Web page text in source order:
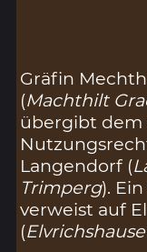
Gräfin
(Machthilt
übergibt dem
Langendorf (
Trimperg).
verweist auf
(